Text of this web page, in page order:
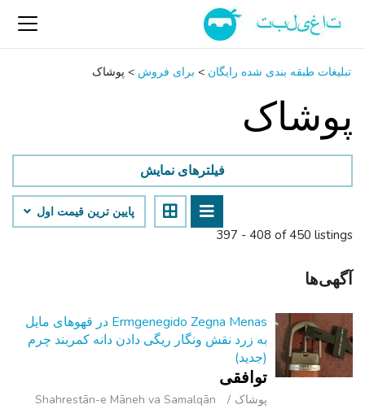
تبلیغات طبقه بندی شده رایگان > برای فروش > پوشاک
پوشاک
397 - 408 of 450 listings
فیلترهای نمایش
پایین ‌ترین قیمت اول
آگهی‌ها
Ermgenegido Zegna Menas در قهوهای مایل
به زرد نقش ونگار ریگی دادن دانه کمربند چرم
(جدید)
توافقی
پوشاک
Shahrestān-e Māneh va Samalqān